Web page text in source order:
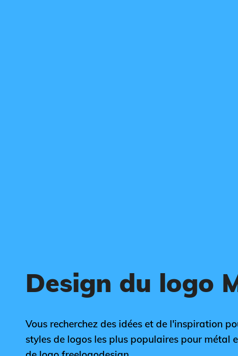
Design du logo
Vous recherchez des idées et de l'inspiration
styles de logos les plus populaires pour métal